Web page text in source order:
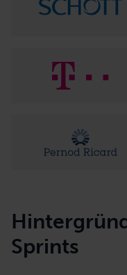
Sprints